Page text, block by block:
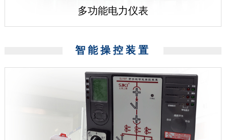
多功能电力仪表
智能操控装置